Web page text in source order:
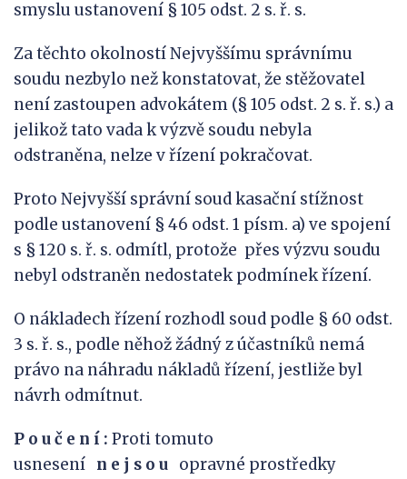
smyslu ustanovení § 105 odst. 2 s. ř. s.
Za těchto okolností Nejvyššímu správnímu
soudu nezbylo než konstatovat, že stěžovatel
není zastoupen advokátem (§ 105 odst. 2 s. ř. s.) a
jelikož tato vada k výzvě soudu nebyla
odstraněna, nelze v řízení pokračovat.
Proto Nejvyšší správní soud kasační stížnost
podle ustanovení § 46 odst. 1 písm. a) ve spojení
s § 120 s. ř. s. odmítl, protože přes výzvu soudu
nebyl odstraněn nedostatek podmínek řízení.
O nákladech řízení rozhodl soud podle § 60 odst.
3 s. ř. s., podle něhož žádný z účastníků nemá
právo na náhradu nákladů řízení, jestliže byl
návrh odmítnut.
P o u č e n í : Proti tomuto
usnesení n e j s o u opravné prostředky